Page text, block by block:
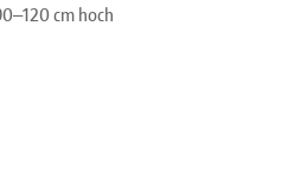
cm hoch